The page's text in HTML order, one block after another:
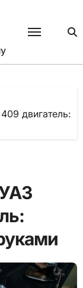
двигатель: